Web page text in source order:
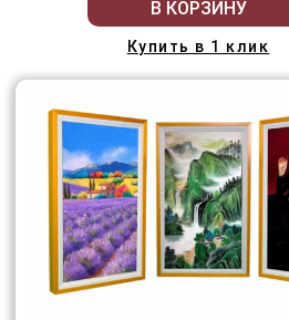
В КОРЗИНУ
Купить в 1 клик